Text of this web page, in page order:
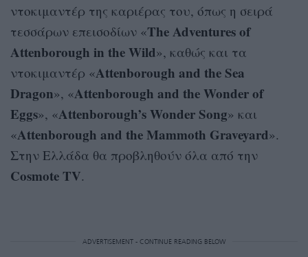
ντοκιμαντέρ της καριέρας του, όπως η σειρά
τεσσάρων επεισοδίων «The Adventures of
Attenborough in the Wild», καθώς και τα
ντοκιμαντέρ «Attenborough and the Sea
Dragon», «Attenborough and the Wonder of
Eggs», «Attenborough’s Wonder Song» και
«Attenborough and the Mammoth Graveyard».
Στην Ελλάδα θα προβληθούν όλα από την
Cosmote TV.
ADVERTISEMENT - CONTINUE READING BELOW